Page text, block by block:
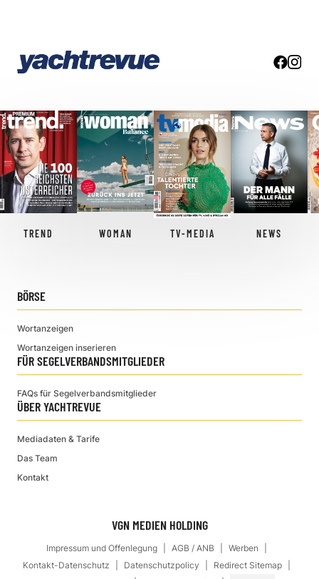
TREND WOMAN TV-MEDIA NEWS
BÖRSE
Wortanzeigen
Wortanzeigen inserieren
FÜR SEGELVERBANDSMITGLIEDER
FAQs für Segelverbandsmitglieder
ÜBER YACHTREVUE
Mediadaten & Tarife
Das Team
Kontakt
VGN MEDIEN HOLDING
Impressum und Offenlegung AGB / ANB
Werben
Kontakt-Datenschutz
Datenschutzpolicy
Redirect Sitemap